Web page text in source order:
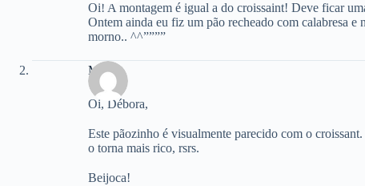
Oi! A montagem é igual a do croissaint! Deve ficar
Ontem ainda eu fiz um pão recheado com calabresa e
morno.. ^^””””
Marly
Oi, Débora,
Este pãozinho é visualmente parecido com o
o torna mais rico, rsrs.
Beijoca!